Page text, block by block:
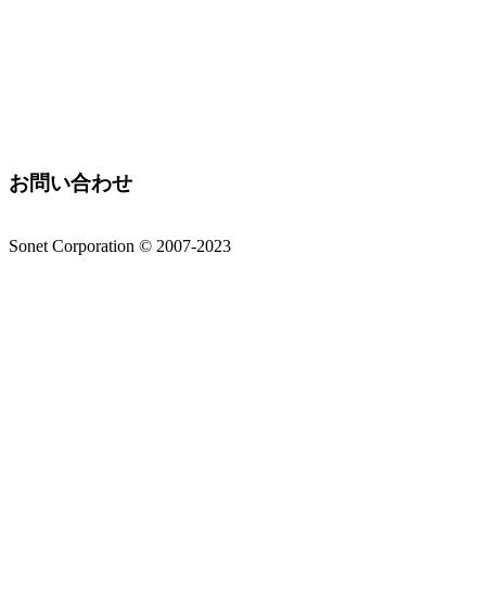
お問い合わせ
Sonet Corporation © 2007-2023